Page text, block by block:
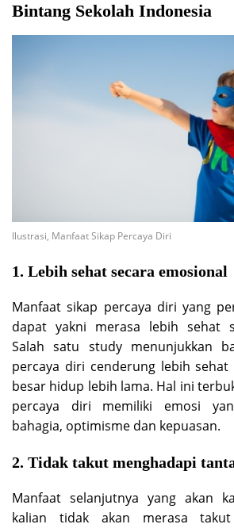
Bintang Sekolah Indonesia
Ilustrasi, Manfaat Sikap Percaya Diri
1. Lebih sehat secara emosional
Manfaat sikap percaya diri yang
dapat yakni merasa lebih sehat
Salah satu study menunjukkan
percaya diri cenderung lebih sehat
besar hidup lebih lama. Hal ini
percaya diri memiliki emosi
bahagia, optimisme dan kepuasan.
2. Tidak takut menghadapi
Manfaat selanjutnya yang akan
kalian tidak akan merasa